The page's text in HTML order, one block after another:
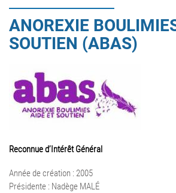
ANOREXIE
SOUTIEN (ABAS)
Reconnue d’Intérêt Général
Année de création : 2005
Présidente : Nadège MALÉ